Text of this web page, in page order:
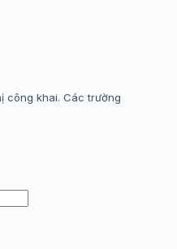
công khai. Các trường